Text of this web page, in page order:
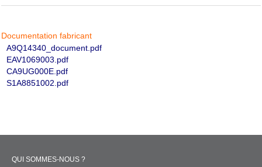
Documentation fabricant
A9Q14340_document.pdf
EAV1069003.pdf
CA9UG000E.pdf
S1A8851002.pdf
QUI SOMMES-NOUS ?